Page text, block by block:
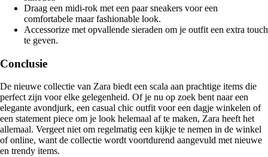
Draag een midi-rok met een paar sneakers voor een
comfortabele maar fashionable look.
Accessorize met opvallende sieraden om je outfit een extra touch
te geven.
Conclusie
De nieuwe collectie van Zara biedt een scala aan prachtige items die
perfect zijn voor elke gelegenheid. Of je nu op zoek bent naar een
elegante avondjurk, een casual chic outfit voor een dagje winkelen of
een statement piece om je look helemaal af te maken, Zara heeft het
allemaal. Vergeet niet om regelmatig een kijkje te nemen in de winkel
of online, want de collectie wordt voortdurend aangevuld met nieuwe
en trendy items.